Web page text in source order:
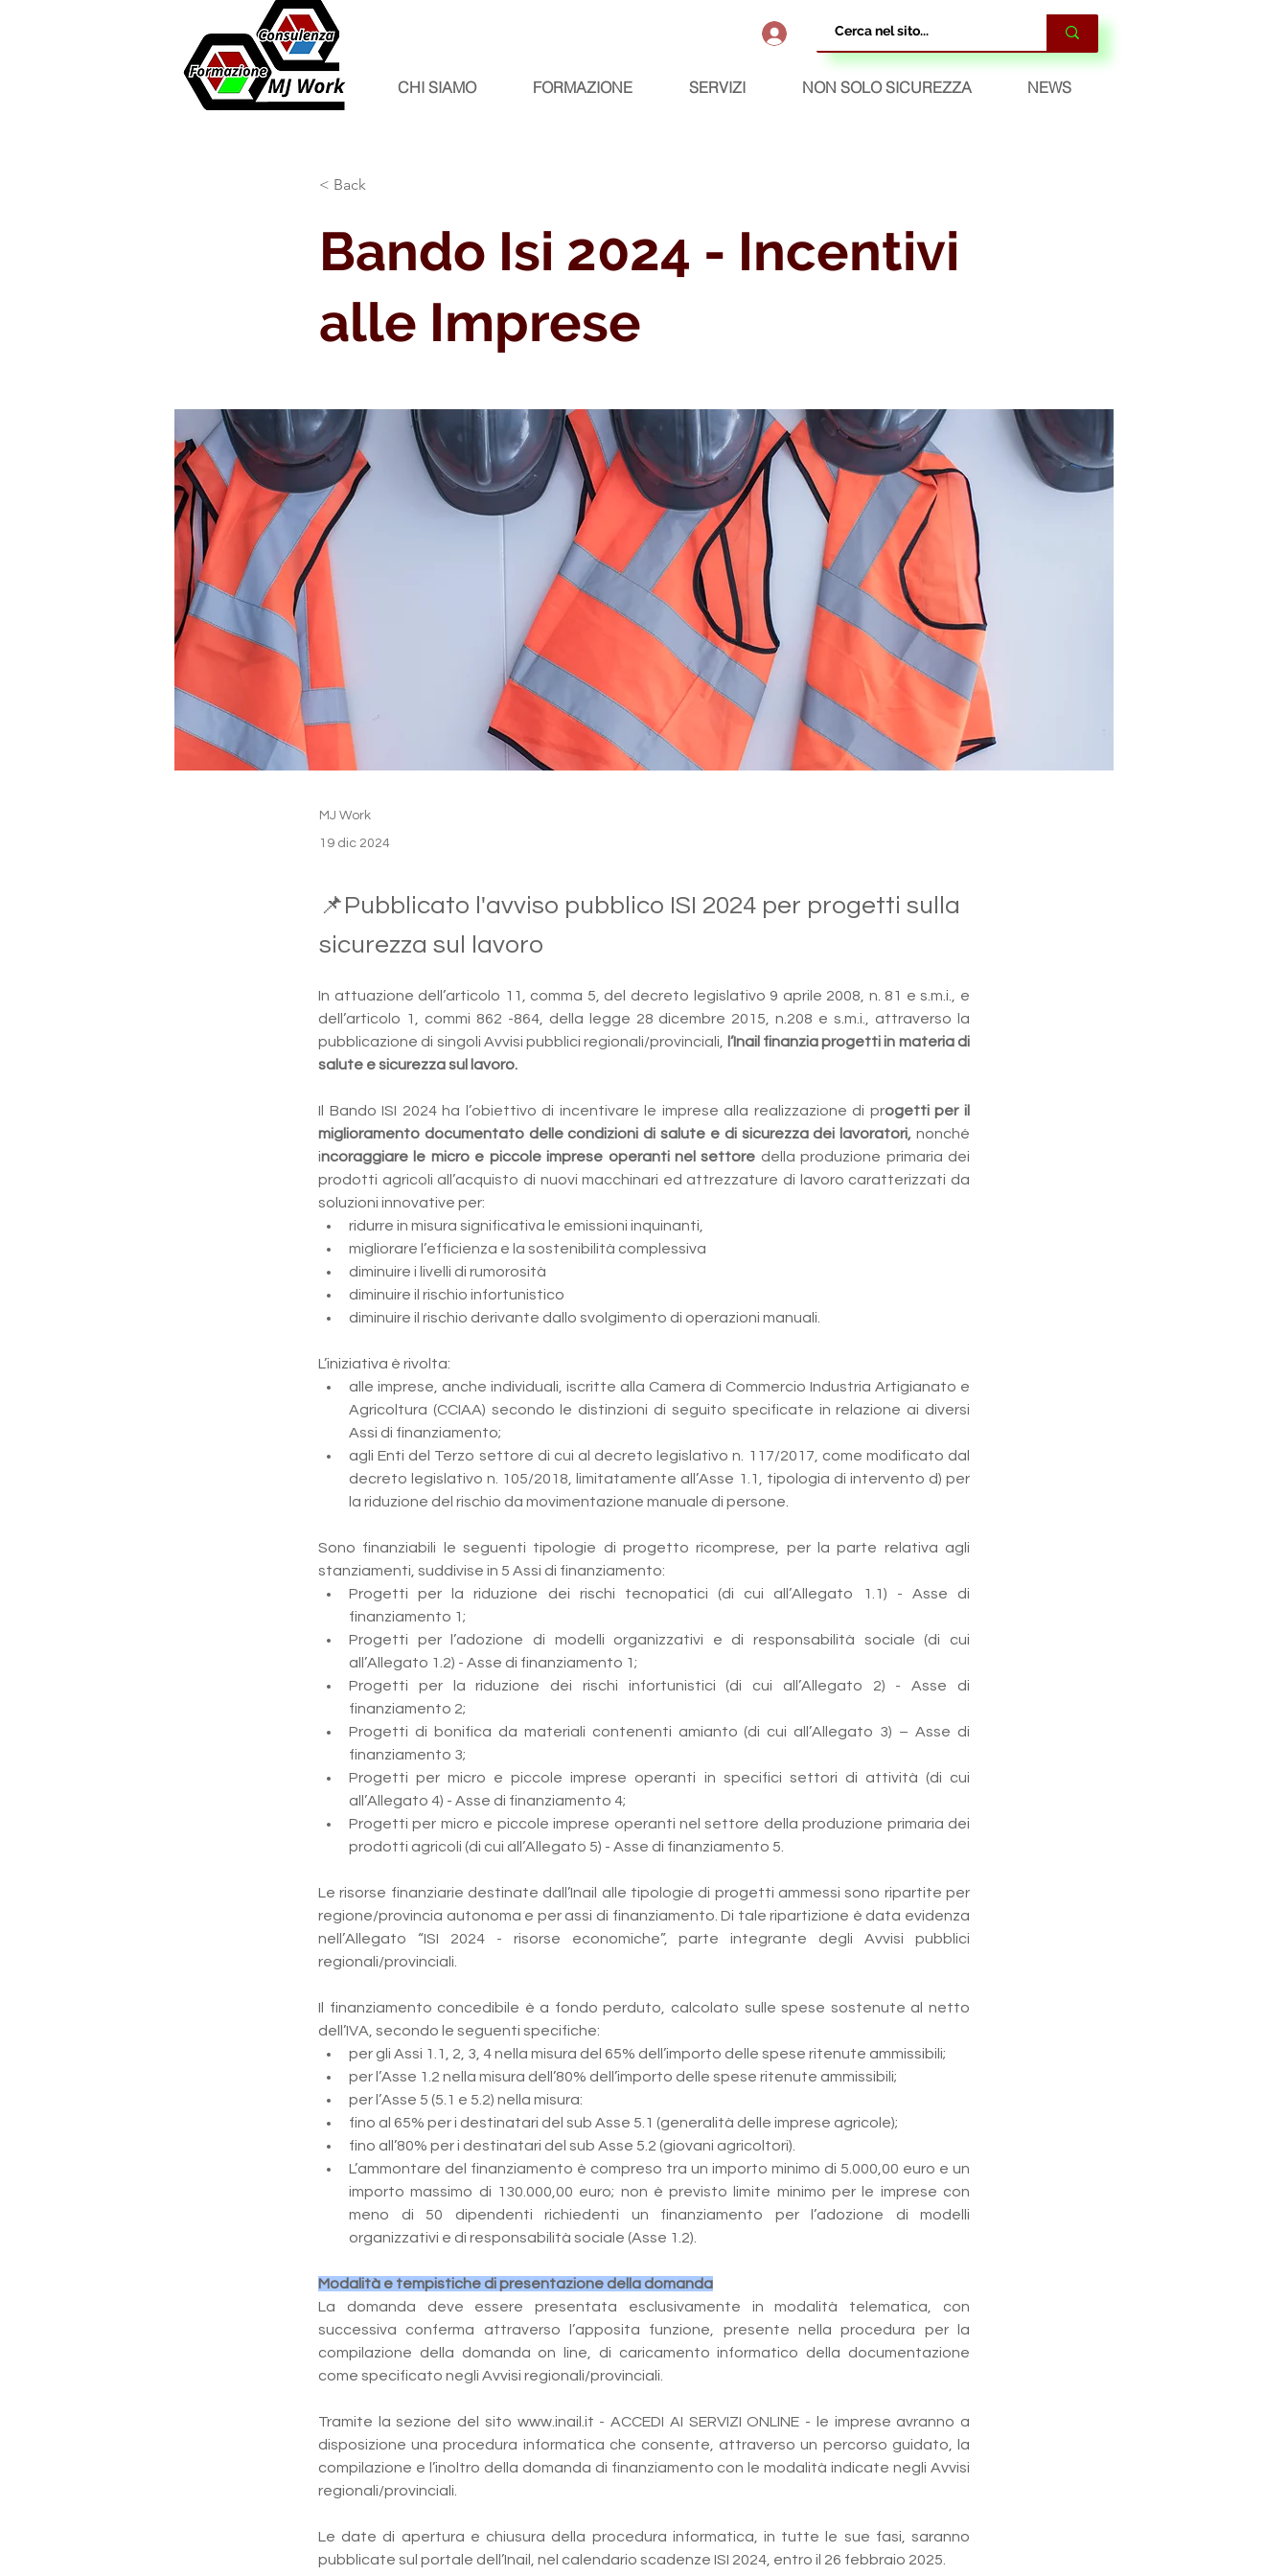
CHI SIAMO FORMAZIONE SERVIZI NON SOLO SICUREZZA NEWS
< Back
Bando Isi 2024 - Incentivi
alle Imprese
MJ Work
19 dic 2024
📌Pubblicato l'avviso pubblico ISI 2024 per progetti sulla
sicurezza sul lavoro
In attuazione dell’articolo 11, comma 5, del decreto legislativo 9 aprile 2008, n. 81 e s.m.i., e
dell’articolo 1, commi 862 -864, della legge 28 dicembre 2015, n.208 e s.m.i., attraverso la
pubblicazione di singoli Avvisi pubblici regionali/provinciali,
l’Inail finanzia progetti in materia di
salute e sicurezza sul lavoro.
Il Bando ISI 2024 ha l’obiettivo di incentivare le imprese alla realizzazione di progetti per il
miglioramento documentato delle condizioni di salute e di sicurezza dei lavoratori, nonché
incoraggiare le micro e piccole imprese operanti nel settore della produzione primaria dei
prodotti agricoli all’acquisto di nuovi macchinari ed attrezzature di lavoro caratterizzati da
soluzioni innovative per:
ridurre in misura significativa le emissioni inquinanti,
migliorare l’efficienza e la sostenibilità complessiva
diminuire i livelli di rumorosità
diminuire il rischio infortunistico
diminuire il rischio derivante dallo svolgimento di operazioni manuali.
L’iniziativa è rivolta:
alle imprese, anche individuali, iscritte alla Camera di Commercio Industria Artigianato e
Agricoltura (CCIAA) secondo le distinzioni di seguito specificate in relazione ai diversi
Assi di finanziamento;
agli Enti del Terzo settore di cui al decreto legislativo n. 117/2017, come modificato dal
decreto legislativo n. 105/2018, limitatamente all’Asse 1.1, tipologia di intervento d) per
la riduzione del rischio da movimentazione manuale di persone.
Sono finanziabili le seguenti tipologie di progetto ricomprese, per la parte relativa agli
stanziamenti, suddivise in 5 Assi di finanziamento:
Progetti per la riduzione dei rischi tecnopatici (di cui all’Allegato 1.1) - Asse di
finanziamento 1;
Progetti per l’adozione di modelli organizzativi e di responsabilità sociale (di cui
all’Allegato 1.2) - Asse di finanziamento 1;
Progetti per la riduzione dei rischi infortunistici (di cui all’Allegato 2) - Asse di
finanziamento 2;
Progetti di bonifica da materiali contenenti amianto (di cui all’Allegato 3) – Asse di
finanziamento 3;
Progetti per micro e piccole imprese operanti in specifici settori di attività (di cui
all’Allegato 4) - Asse di finanziamento 4;
Progetti per micro e piccole imprese operanti nel settore della produzione primaria dei
prodotti agricoli (di cui all’Allegato 5) - Asse di finanziamento 5.
Le risorse finanziarie destinate dall’Inail alle tipologie di progetti ammessi sono ripartite per
regione/provincia autonoma e per assi di finanziamento. Di tale ripartizione è data evidenza
nell’Allegato “ISI 2024 - risorse economiche”, parte integrante degli Avvisi pubblici
regionali/provinciali.
Il finanziamento concedibile è a fondo perduto, calcolato sulle spese sostenute al netto
dell’IVA, secondo le seguenti specifiche:
per gli Assi 1.1, 2, 3, 4 nella misura del 65% dell’importo delle spese ritenute ammissibili;
per l’Asse 1.2 nella misura dell’80% dell’importo delle spese ritenute ammissibili;
per l’Asse 5 (5.1 e 5.2) nella misura:
fino al 65% per i destinatari del sub Asse 5.1 (generalità delle imprese agricole);
fino all’80% per i destinatari del sub Asse 5.2 (giovani agricoltori).
L’ammontare del finanziamento è compreso tra un importo minimo di 5.000,00 euro e un
importo massimo di 130.000,00 euro; non è previsto limite minimo per le imprese con
meno di 50 dipendenti richiedenti un finanziamento per l’adozione di modelli
organizzativi e di responsabilità sociale (Asse 1.2).
Modalità e tempistiche di presentazione della domanda
La domanda deve essere presentata esclusivamente in modalità telematica, con
successiva conferma attraverso l’apposita funzione, presente nella procedura per la
compilazione della domanda on line, di caricamento informatico della documentazione
come specificato negli Avvisi regionali/provinciali.
Tramite la sezione del sito www.inail.it - ACCEDI AI SERVIZI ONLINE - le imprese avranno a
disposizione una procedura informatica che consente, attraverso un percorso guidato, la
compilazione e l’inoltro della domanda di finanziamento con le modalità indicate negli Avvisi
regionali/provinciali.
Le date di apertura e chiusura della procedura informatica, in tutte le sue fasi, saranno
pubblicate sul portale dell’Inail, nel calendario scadenze ISI 2024, entro il 26 febbraio 2025.